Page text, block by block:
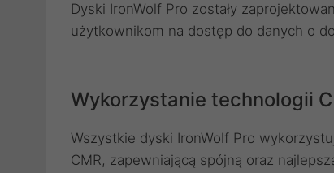
Dyski IronWolf Pro zostały
użytkownikom na dostęp do danych o
Wykorzystanie technologii
Wszystkie dyski IronWolf Pro
CMR, zapewniającą spójną oraz